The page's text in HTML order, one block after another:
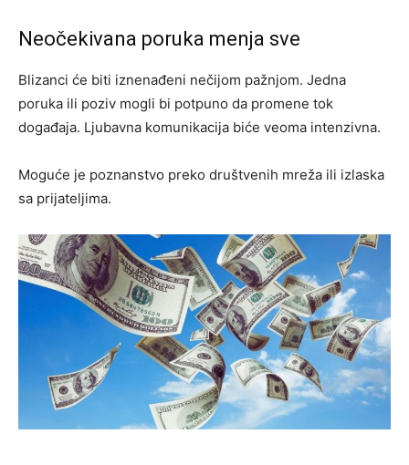
Neočekivana poruka menja sve
Blizanci će biti iznenađeni nečijom pažnjom. Jedna
poruka ili poziv mogli bi potpuno da promene tok
događaja. Ljubavna komunikacija biće veoma intenzivna.
Moguće je poznanstvo preko društvenih mreža ili izlaska
sa prijateljima.